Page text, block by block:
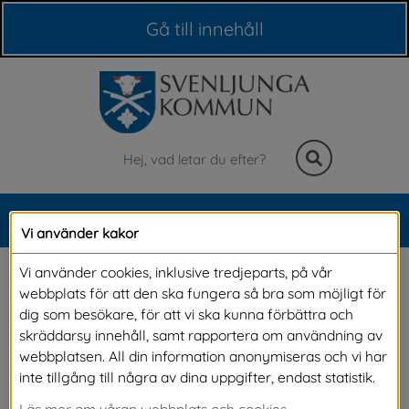
Gå till innehåll
Sök
Meny
Ungdomar i Svenljunga
Det finns massor att hitta på som ungdom. På
denna sida presenterar vi några aktiviteter
som unga kan delta i samt vår öppna
Vi använder kakor
Vi använder cookies, inklusive tredjeparts, på vår
webbplats för att den ska fungera så bra som möjligt för
dig som besökare, för att vi ska kunna förbättra och
skräddarsy innehåll, samt rapportera om användning av
webbplatsen. All din information anonymiseras och vi har
inte tillgång till några av dina uppgifter, endast statistik.